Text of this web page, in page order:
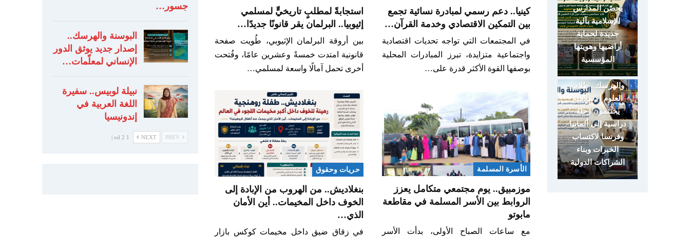
كينيا.. دعم رسمي لمبادرة نسائية تجمع
بين التمكين الاقتصادي وخدمة القرآن…
في المجتمعات التي تواجه تحديات اقتصادية
واجتماعية متزايدة، تبرز المبادرات المحلية
بوصفها القوة الأكثر قدرة على…
استجابةً لمطلبٍ تاريخيٍّ لمسلمي
إثيوبيا.. البرلمان يقر قانونًا جديدًا…
بين أروقة البرلمان الإثيوبي، طُويت صفحة
قانونية امتدت خمسةً وعشرين عامًا، وفُتحت
أخرى تحمل آمالًا واسعة لمسلمي…
الأسرة المسلمة
موزمبيق.. يوم مجتمعي متكامل يعزز
الروابط بين الأسر المسلمة في مقاطعة
مابوتو
مع ساعات الصباح الأولى، بدأت الأسر
حريات وحقوق
بنغلاديش.. من الهروب من الإبادة إلى
الخوف داخل المخيمات.. أين الأمان
الذي…
في زقاق ضيق داخل مخيمات كوكس بازار
جسور…
البوسنة والهرسك..
إصدار جديد يوثق الدور
الإنساني لمعلّمات…
نبيلة لوبيس.. سفيرة
اللغة العربية في
إندونيسيا
NEXT
1 od 2 |
يحصّن المدارس
الإسلامية بآلية
جديدة لحماية
أراضيها وهويتها
المؤسسية
البوسنة
والهرسك.. طلاب
العلوم الإسلامية
يختتمون رحلة
دراسية إلى ألمانيا
وفرنسا لاكتساب
الخبرات وبناء
الشراكات الدولية